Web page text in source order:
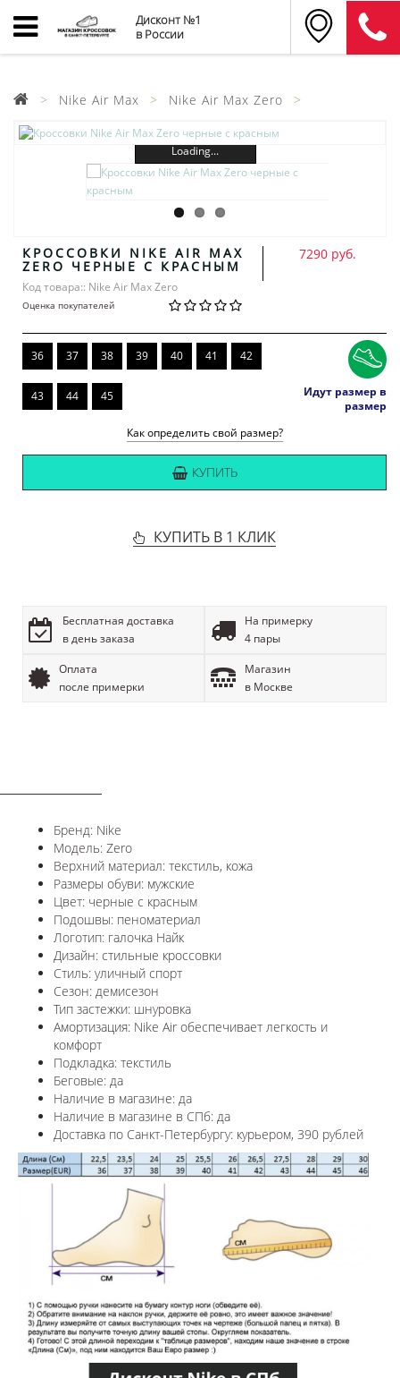
Дисконт №1
в России
Nike Air Max Nike Air Max Zero
Loading...
КРОССОВКИ NIKE AIR MAX
ZERO ЧЕРНЫЕ С КРАСНЫМ
Код товара:: Nike Air Max Zero
Оценка покупателей
7290 руб.
36 37 38 39 40 41 42
43 44 45
Идут размер в
размер
Как определить свой размер?
КУПИТЬ
КУПИТЬ В 1 КЛИК
Бесплатная доставка
в день заказа
На примерку
4 пары
Оплата
после примерки
Магазин
в Москве
Бренд: Nike
Модель: Zero
Верхний материал: текстиль, кожа
Размеры обуви: мужские
Цвет: черные с красным
Подошвы: пеноматериал
Логотип: галочка Найк
Дизайн: стильные кроссовки
Стиль: уличный спорт
Сезон: демисезон
Тип застежки: шнуровка
Амортизация: Nike Air обеспечивает легкость и
комфорт
Подкладка: текстиль
Беговые: да
Наличие в магазине: да
Наличие в магазине в СПб: да
Доставка по Санкт-Петербургу: курьером, 390 рублей